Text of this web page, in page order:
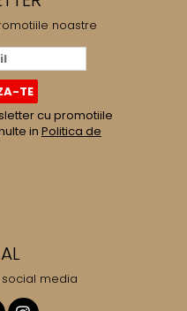
noastre
cu promotiile
in Politica de
media